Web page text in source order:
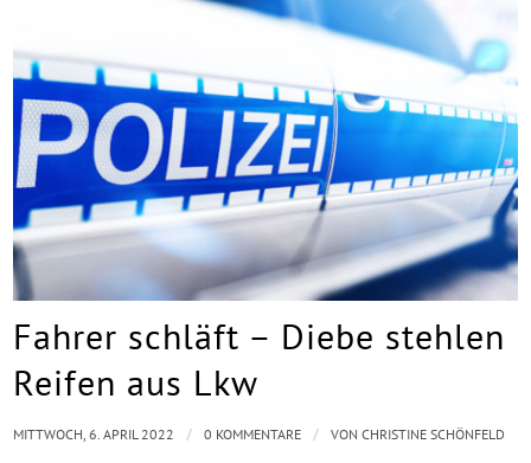
Fahrer schläft – Diebe stehlen
Reifen aus Lkw
MITTWOCH, 6. APRIL 2022 / 0 KOMMENTARE / VONCHRISTINE SCHÖNFELD